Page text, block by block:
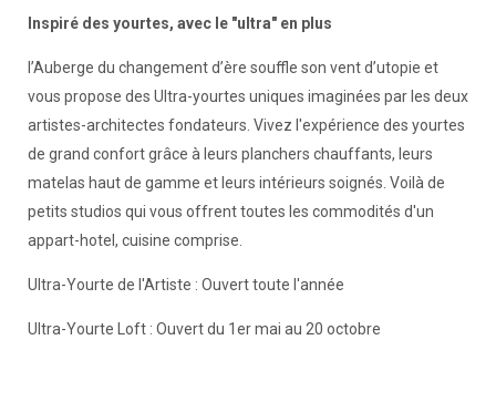
Inspiré des yourtes, avec le "ultra" en plus
l’Auberge du changement d’ère souffle son vent d’utopie et
vous propose des Ultra-yourtes uniques imaginées par les deux
artistes-architectes fondateurs. Vivez l'expérience des yourtes
de grand confort grâce à leurs planchers chauffants, leurs
matelas haut de gamme et leurs intérieurs soignés. Voilà de
petits studios qui vous offrent toutes les commodités d'un
appart-hotel, cuisine comprise.
Ultra-Yourte de l'Artiste : Ouvert toute l'année
Ultra-Yourte Loft : Ouvert du 1er mai au 20 octobre